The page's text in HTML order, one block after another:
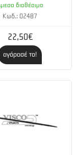
sec) :20
- 24 in
διαθέσιμο
Κωδ.: 02487
22,50€
αγόρασέ το!